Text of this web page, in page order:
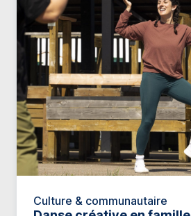
Culture & communautaire